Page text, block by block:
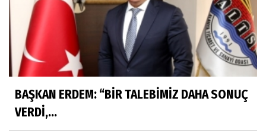
BAŞKAN ERDEM: “BİR TALEBİMİZ DAHA SONUÇ
VERDİ,...